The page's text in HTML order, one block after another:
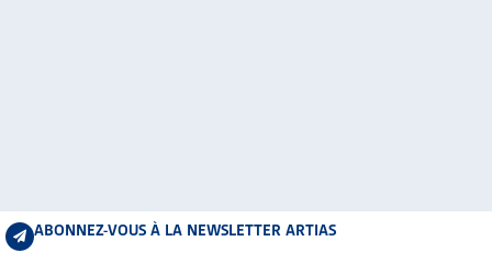
ABONNEZ-VOUS À LA NEWSLETTER ARTIAS